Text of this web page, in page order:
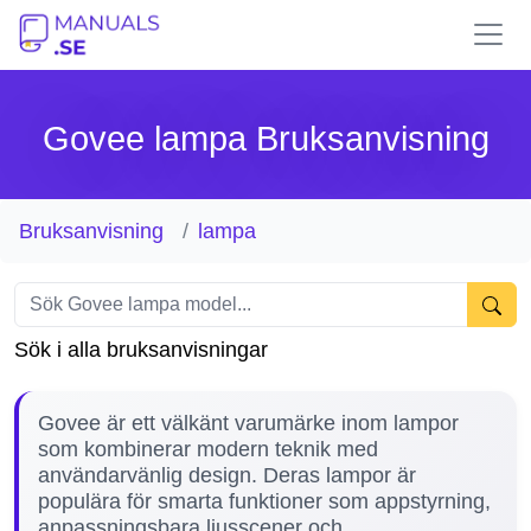
Govee lampa Bruksanvisning
Bruksanvisning lampa
Sök i alla bruksanvisningar
Govee är ett välkänt varumärke inom lampor
som kombinerar modern teknik med
användarvänlig design. Deras lampor är
populära för smarta funktioner som appstyrning,